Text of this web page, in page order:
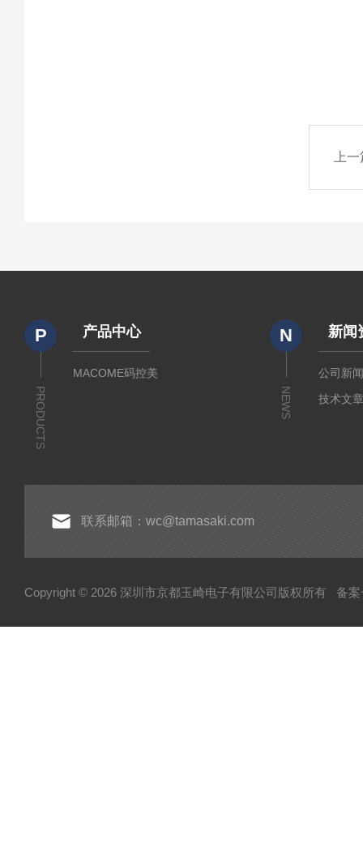
上
P
PRODUCTS
产品中心
MACOME码控美
N
NEWS
新闻
公司新
技术文
联系邮箱：wc@tamasaki.com
Copyright © 2026 深圳市京都玉崎电子有限公司版权所有 备案